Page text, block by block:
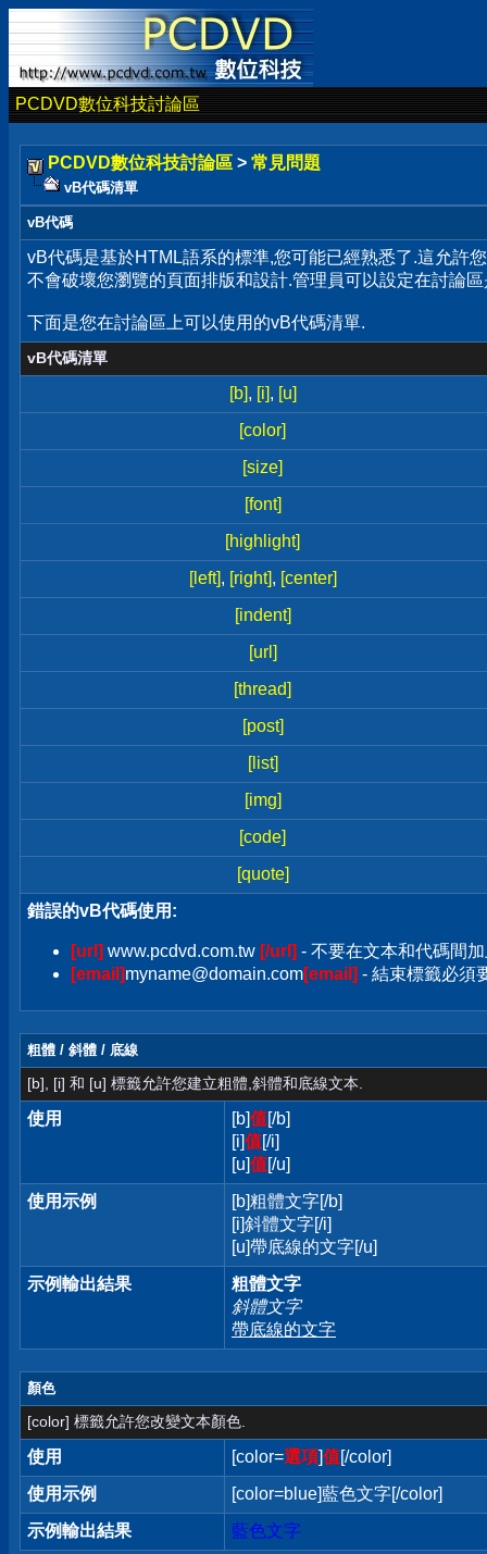
PCDVD數位科技討論區
PCDVD數位科技討論區 > 常見問題
vB代碼清單
vB代碼
vB代碼是基於HTML語系的標準,您可能已經熟悉了.這允許
不會破壞您瀏覽的頁面排版和設計.管理員可以設定在討論
下面是您在討論區上可以使用的vB代碼清單.
vB代碼清單
[b], [i], [u]
[color]
[size]
[font]
[highlight]
[left], [right], [center]
[indent]
[url]
[thread]
[post]
[list]
[img]
[code]
[quote]
錯誤的vB代碼使用:
[url] www.pcdvd.com.tw [/url] - 不要在文本和代碼間
[email]myname@domain.com[email] - 結束標籤必須
粗體 / 斜體 / 底線
[b], [i] 和 [u] 標籤允許您建立粗體,斜體和底線文本.
使用 [b]值[/b]
[i]值[/i]
[u]值[/u]
使用示例
[b]粗體文字[/b]
[i]斜體文字[/i]
[u]帶底線的文字[/u]
示例輸出結果
粗體文字
斜體文字
帶底線的文字
顏色
[color] 標籤允許您改變文本顏色.
使用 [color=選項]值[/color]
使用示例
[color=blue]藍色文字[/color]
示例輸出結果
藍色文字